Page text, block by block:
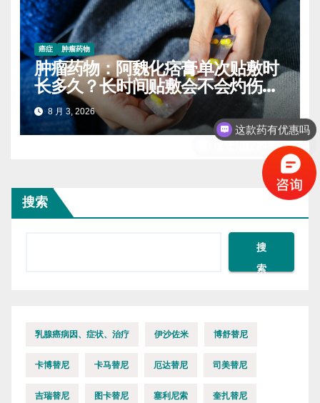
癌症 肿瘤药物
肿瘤药物：阿魏化痞膏单次贴敷时
长多久？长时间贴敷会不会灼伤皮
肤8 月 3, 2026
搜索
搜
索
乳腺癌病因、症状、治疗 伊沙佐米 博舒替尼
卡博替尼 卡马替尼 厄达替尼 司美替尼
吉瑞替尼 图卡替尼 塞利尼索 奎扎替尼
这款药有优惠吗
保守治疗的方法有吗